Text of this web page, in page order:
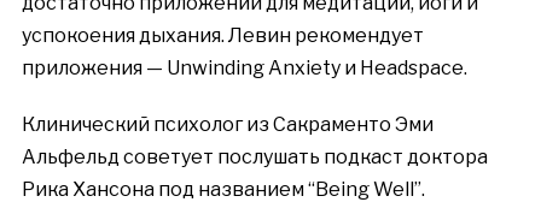
успокоения дыхания. Левин рекомендует
приложения — Unwinding Anxiety и Headspace.
Клинический психолог из Сакраменто Эми
Альфельд советует послушать подкаст доктора
Рика Хансона под названием “Being Well”.